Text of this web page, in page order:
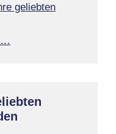
geliebten